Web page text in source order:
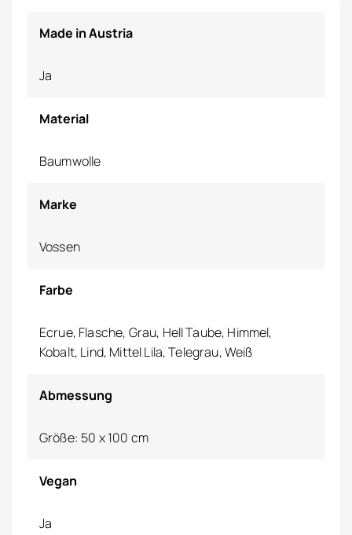
Made in Austria
Ja
Material
Baumwolle
Marke
Vossen
Farbe
Ecrue, Flasche, Grau, Hell Taube, Himmel,
Kobalt, Lind, Mittel Lila, Telegrau, Weiß
Abmessung
Größe: 50 x 100 cm
Vegan
Ja